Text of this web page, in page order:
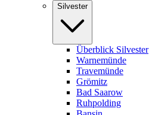
Silvester
Überblick Silvester
Warnemünde
Travemünde
Grömitz
Bad Saarow
Ruhpolding